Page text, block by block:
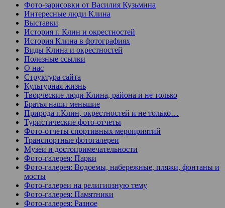
Фото-зарисовки от Василия Кузьмина
Интересные люди Клина
Выставки
История г. Клин и окрестностей
История Клина в фотографиях
Виды Клина и окрестностей
Полезные ссылки
О нас
Структура сайта
Культурная жизнь
Творческие люди Клина, района и не только
Братья наши меньшие
Природа г.Клин, окрестностей и не только…
Туристические фото-отчеты
Фото-отчеты спортивных мероприятий
Транспортные фотогалереи
Музеи и достопримечательности
Фото-галерея: Парки
Фото-галерея: Водоемы, набережные, пляжи, фонтаны и
мосты
Фото-галереи на религиозную тему
Фото-галерея: Памятники
Фото-галерея: Разное